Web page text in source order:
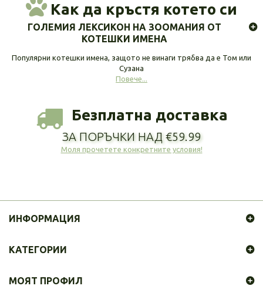
Как да кръстя котето си
ГОЛЕМИЯ ЛЕКСИКОН НА ЗООМАНИЯ ОТ
КОТЕШКИ ИМЕНА
Популярни котешки имена, защото не винаги трябва да е Том или
Сузана
Повече...
Безплатна доставка
ЗА ПОРЪЧКИ НАД €59.99
Моля прочетете конкретните условия!
ИНФОРМАЦИЯ
КАТЕГОРИИ
МОЯТ ПРОФИЛ